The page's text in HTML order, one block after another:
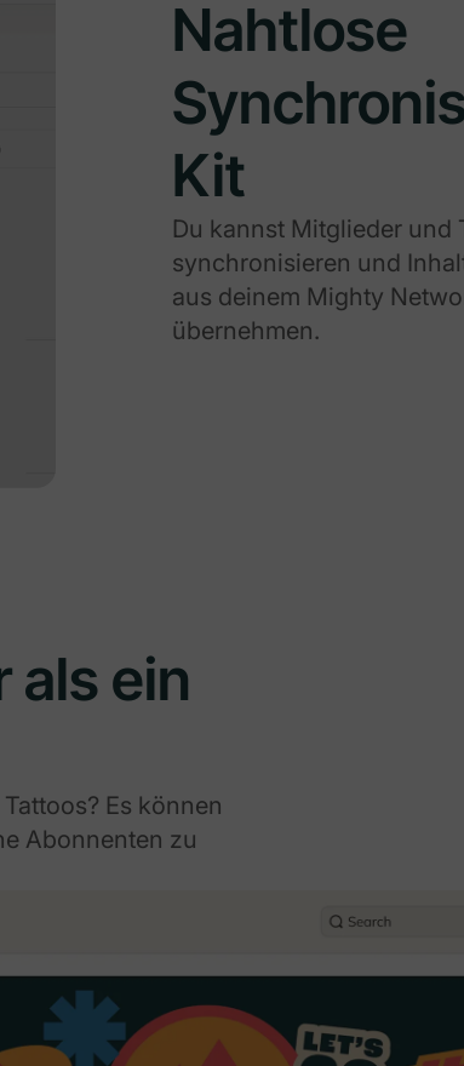
Nahtlose
Kit
Du kannst Mitglieder und
synchronisieren und
aus deinem Mighty
übernehmen.
als ein
Es können
Abonnenten zu